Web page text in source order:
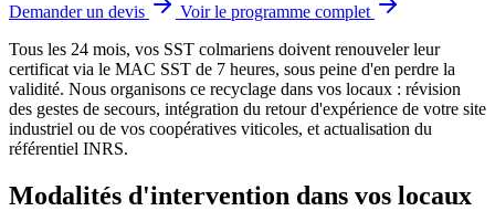
Demander un devis
Voir le programme complet
Tous les 24 mois, vos SST colmariens doivent renouveler leur
certificat via le MAC SST de 7 heures, sous peine d'en perdre la
validité. Nous organisons ce recyclage dans vos locaux : révision
des gestes de secours, intégration du retour d'expérience de votre site
industriel ou de vos coopératives viticoles, et actualisation du
référentiel INRS.
Modalités d'intervention dans vos locaux